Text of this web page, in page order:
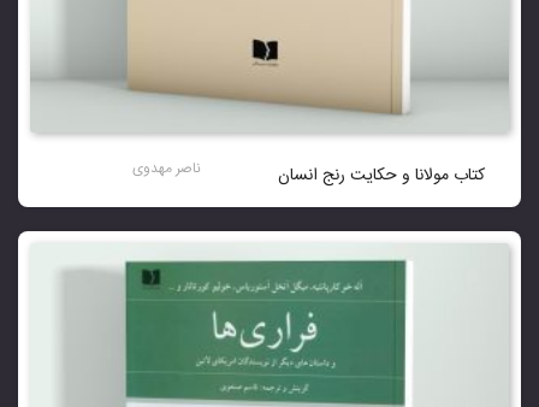
کتاب مولانا و حکایت رنج انسان ناصر مهدوی